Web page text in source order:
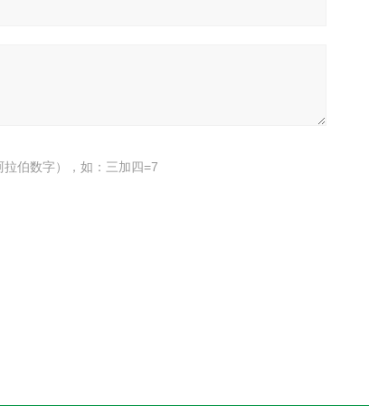
伯数字），如：三加四=7